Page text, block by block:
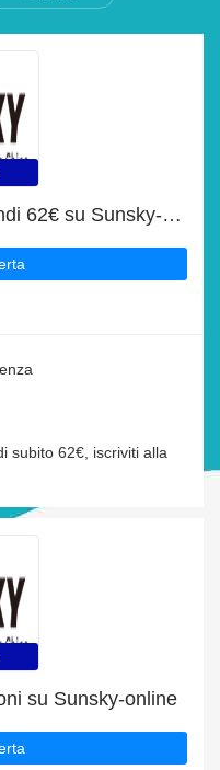
Ottieni 5€ di sconto se spendi 62€ su Sunsky-online
subito 62€, iscriviti alla
su Sunsky-online